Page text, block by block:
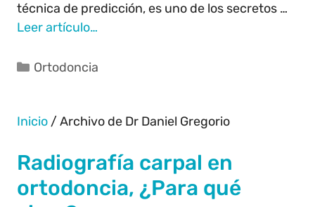
técnica de predicción, es uno de los secretos …
Leer artículo…
Ortodoncia
Inicio /Archivo de Dr Daniel Gregorio
Radiografía carpal en
ortodoncia, ¿Para qué